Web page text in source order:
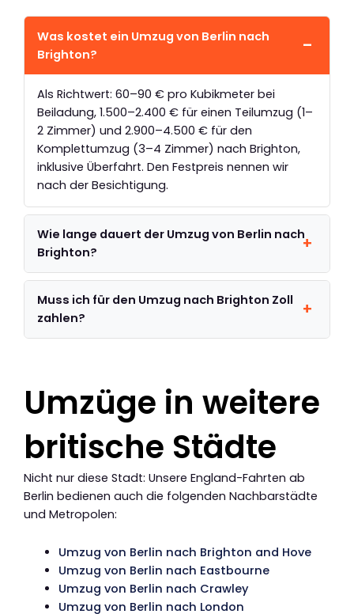
Was kostet ein Umzug von Berlin nach
Brighton?
Als Richtwert: 60–90 € pro Kubikmeter bei
Beiladung, 1.500–2.400 € für einen Teilumzug (1–
2 Zimmer) und 2.900–4.500 € für den
Komplettumzug (3–4 Zimmer) nach Brighton,
inklusive Überfahrt. Den Festpreis nennen wir
nach der Besichtigung.
Wie lange dauert der Umzug von Berlin nach
Brighton?
Muss ich für den Umzug nach Brighton Zoll
zahlen?
Umzüge in weitere
britische Städte
Nicht nur diese Stadt: Unsere England-Fahrten ab
Berlin bedienen auch die folgenden Nachbarstädte
und Metropolen:
Umzug von Berlin nach Brighton and Hove
Umzug von Berlin nach Eastbourne
Umzug von Berlin nach Crawley
Umzug von Berlin nach London